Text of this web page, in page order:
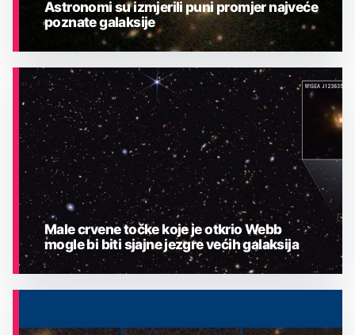
ASTRONOMIJA
Astronomi su izmjerili puni promjer najveće
poznate galaksije
Male crvene točke koje je otkrio Webb
mogle bi biti sjajne jezgre većih galaksija